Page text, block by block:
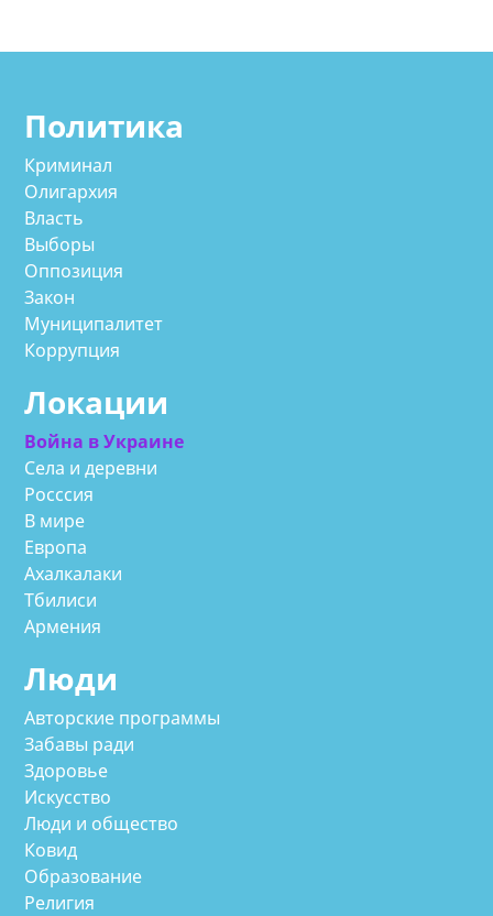
Политика
Криминал
Олигархия
Власть
Выборы
Оппозиция
Закон
Муниципалитет
Коррупция
Локации
Война в Украине
Села и деревни
Росссия
В мире
Европа
Ахалкалаки
Тбилиси
Армения
Люди
Авторские программы
Забавы ради
Здоровье
Искусство
Люди и общество
Ковид
Образование
Религия